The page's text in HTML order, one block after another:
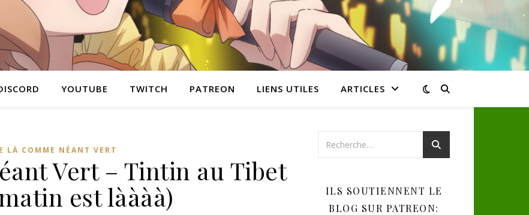
YOUTUBE TWITCH PATREON LIENS UTILES ARTICLES
LÀ COMME NÉANT VERT
Vert – Tintin au Tibet
est làààà)
ILS SOUTIENNENT LE
BLOG SUR PATREON: